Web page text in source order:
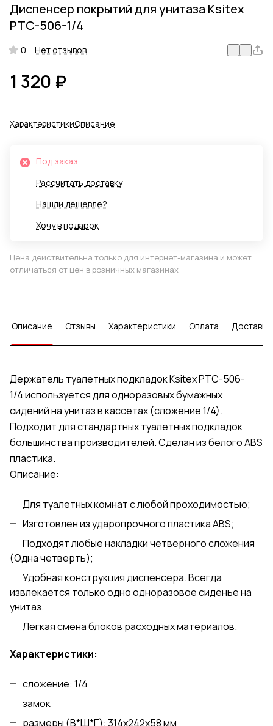
Диспенсер покрытий для унитаза Ksitex
PTC-506-1/4
0 Нет отзывов
1 320 ₽
ХарактеристикиОписание
Под заказ
Рассчитать доставку
Нашли дешевле?
Хочу в подарок
Цена действительна только для интернет-магазина и может
отличаться от цен в розничных магазинах
Описание Отзывы Характеристики Оплата Доставка
Держатель туалетных подкладок Ksitex PTC-506-
1/4 используется для одноразовых бумажных
сидений на унитаз в кассетах (сложение 1/4).
Подходит для стандартных туалетных подкладок
большинства производителей. Сделан из белого ABS
пластика.
Описание:
Для туалетных комнат с любой проходимостью;
Изготовлен из ударопрочного пластика АВS;
Подходят любые накладки четверного сложения
(Одна четверть);
Удобная конструкция диспенсера. Всегда
извлекается только одно одноразовое сиденье на
унитаз.
Легкая смена блоков расходных материалов.
Характеристики:
сложение: 1/4
замок
размеры (В*Ш*Г): 314х242х58 мм